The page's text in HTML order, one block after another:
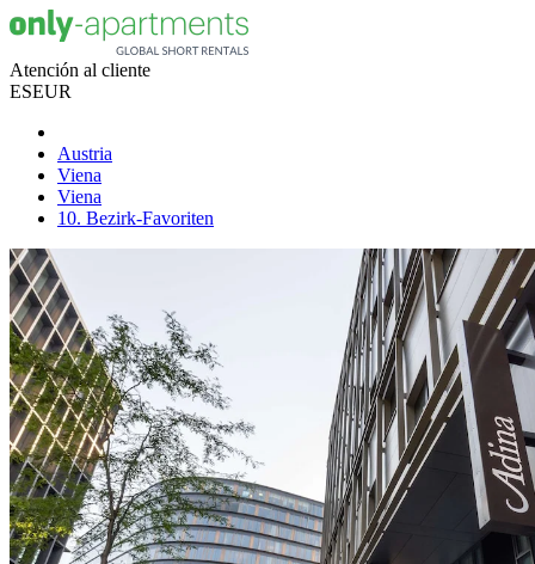
Atención al cliente
ESEUR
Austria
Viena
Viena
10. Bezirk-Favoriten